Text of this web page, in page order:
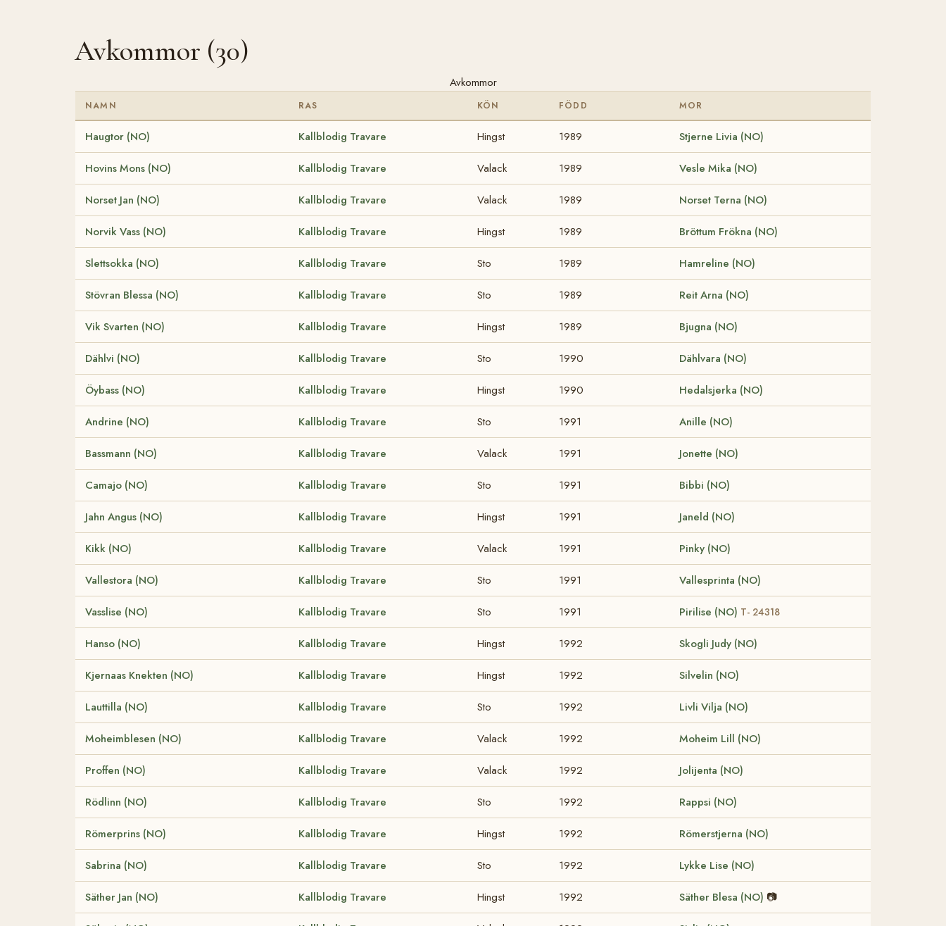
Avkommor (30)
Avkommor
NAMN RAS KÖN FÖDD MOR
Haugtor (NO) Kallblodig Travare Hingst 1989 Stjerne Livia (NO)
Hovins Mons (NO) Kallblodig Travare Valack 1989 Vesle Mika (NO)
Norset Jan (NO) Kallblodig Travare Valack 1989 Norset Terna (NO)
Norvik Vass (NO) Kallblodig Travare Hingst 1989 Bröttum Frökna (NO)
Slettsokka (NO) Kallblodig Travare Sto 1989 Hamreline (NO)
Stövran Blessa (NO) Kallblodig Travare Sto 1989 Reit Arna (NO)
Vik Svarten (NO) Kallblodig Travare Hingst 1989 Bjugna (NO)
Dählvi (NO) Kallblodig Travare Sto 1990 Dählvara (NO)
Öybass (NO) Kallblodig Travare Hingst 1990 Hedalsjerka (NO)
Andrine (NO) Kallblodig Travare Sto 1991 Anille (NO)
Bassmann (NO) Kallblodig Travare Valack 1991 Jonette (NO)
Camajo (NO) Kallblodig Travare Sto 1991 Bibbi (NO)
Jahn Angus (NO) Kallblodig Travare Hingst 1991 Janeld (NO)
Kikk (NO) Kallblodig Travare Valack 1991 Pinky (NO)
Vallestora (NO) Kallblodig Travare Sto 1991 Vallesprinta (NO)
Vasslise (NO) Kallblodig Travare Sto 1991 Pirilise (NO) T- 24318
Hanso (NO) Kallblodig Travare Hingst 1992 Skogli Judy (NO)
Kjernaas Knekten (NO) Kallblodig Travare Hingst 1992 Silvelin (NO)
Lauttilla (NO) Kallblodig Travare Sto 1992 Livli Vilja (NO)
Moheimblesen (NO) Kallblodig Travare Valack 1992 Moheim Lill (NO)
Proffen (NO) Kallblodig Travare Valack 1992 Jolijenta (NO)
Rödlinn (NO) Kallblodig Travare Sto 1992 Rappsi (NO)
Römerprins (NO) Kallblodig Travare Hingst 1992 Römerstjerna (NO)
Sabrina (NO) Kallblodig Travare Sto 1992 Lykke Lise (NO)
Säther Jan (NO) Kallblodig Travare Hingst 1992 Säther Blesa (NO) 📷